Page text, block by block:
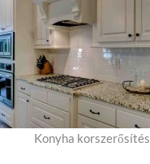
Konyha korszerősítés